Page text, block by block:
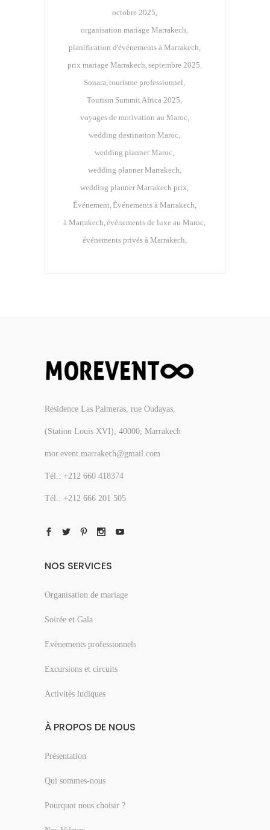
octobre 2025
organisation mariage Marrakech
planification d'événements à Marrakech
prix mariage Marrakech septembre 2025
Sonara tourisme professionnel
Tourism Summit Africa 2025
voyages de motivation au Maroc
wedding destination Maroc
wedding planner Maroc
wedding planner Marrakech
wedding planner Marrakech prix
Événement Événements à Marrakech
à Marrakech événements de luxe au Maroc
événements privés à Marrakech
Résidence Las Palmeras, rue Oudayas,
(Station Louis XVI), 40000, Marrakech
mor.event.marrakech@gmail.com
Tél.: +212 660 418374
Tél.: +212 666 201 505
NOS SERVICES
Organisation de mariage
Soirée et Gala
Evènements professionnels
Excursions et circuits
Activités ludiques
À PROPOS DE NOUS
Présentation
Qui sommes-nous
Pourquoi nous choisir ?